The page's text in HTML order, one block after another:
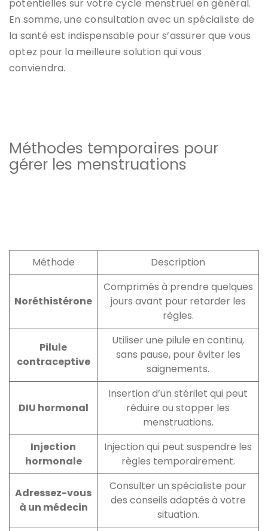
potentielles sur votre cycle menstruel en général.
En somme, une consultation avec un spécialiste de
la santé est indispensable pour s’assurer que vous
optez pour la meilleure solution qui vous
conviendra.
Méthodes temporaires pour
gérer les menstruations
Méthode Description
Noréthistérone
Comprimés à prendre quelques
jours avant pour retarder les
règles.
Pilule
contraceptive
Utiliser une pilule en continu,
sans pause, pour éviter les
saignements.
DIU hormonal
Insertion d’un stérilet qui peut
réduire ou stopper les
menstruations.
Injection
hormonale
Injection qui peut suspendre les
règles temporairement.
Adressez-vous
à un médecin
Consulter un spécialiste pour
des conseils adaptés à votre
situation.